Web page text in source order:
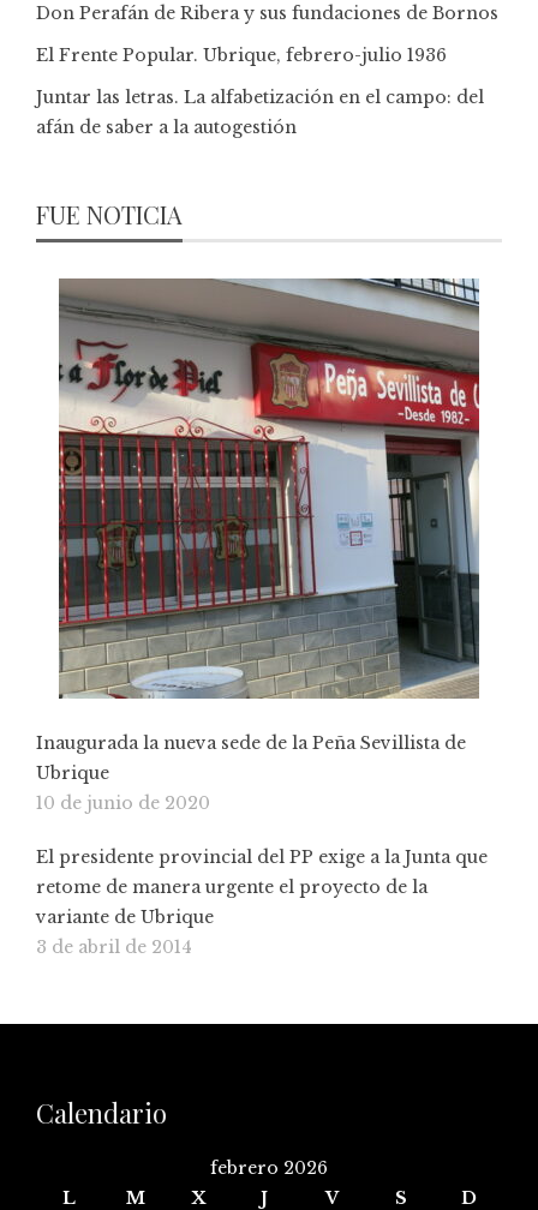
Don Perafán de Ribera y sus fundaciones de Bornos
El Frente Popular. Ubrique, febrero-julio 1936
Juntar las letras. La alfabetización en el campo: del
afán de saber a la autogestión
FUE NOTICIA
Inaugurada la nueva sede de la Peña Sevillista de
Ubrique
10 de junio de 2020
El presidente provincial del PP exige a la Junta que
retome de manera urgente el proyecto de la
variante de Ubrique
3 de abril de 2014
Calendario
febrero 2026
L
M X J V S
D